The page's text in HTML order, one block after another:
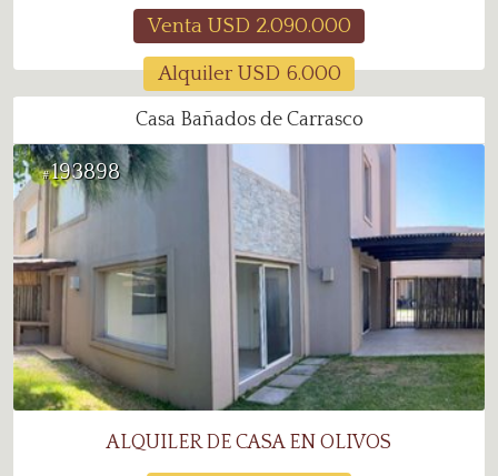
Venta USD 2.090.000
Alquiler USD 6.000
332m Total332m Edif
Casa Bañados de Carrasco
#193898
ALQUILER DE CASA EN OLIVOS